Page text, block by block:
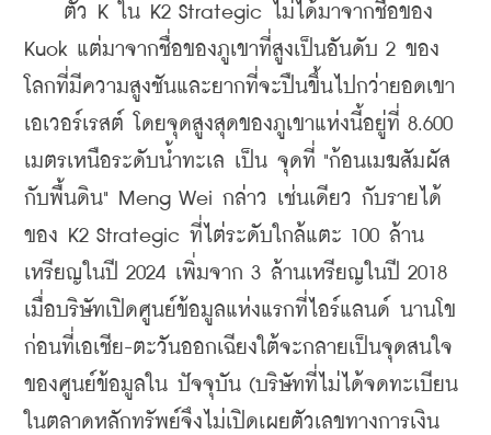
ตัว K ใน K2 Strategic ไม่ได้มาจากชื่อของ
Kuok แต่มาจากชื่อของภูเขาที่สูงเป็นอันดับ 2 ของ
โลกที่มีความสูงชันและยากที่จะปืนขึ้นไปกว่ายอดเขา
เอเวอร์เรสต์ โดยจุดสูงสุดของภูเขาแห่งนี้อยู่ที่ 8.600
เมตรเหนือระดับน้ำทะเล เป็น จุดที่ "ก้อนเมฆสัมผัส
กับพื้นดิน" Meng Wei กล่าว เช่นเดียว กับรายได้
ของ K2 Strategic ที่ไต่ระดับใกล้แตะ 100 ล้าน
เหรียญในปี 2024 เพิ่มจาก 3 ล้านเหรียญในปี 2018
เมื่อบริษัทเปิดศูนย์ข้อมูลแห่งแรกที่ไอร์แลนด์ นานโข
ก่อนที่เอเชีย-ตะวันออกเฉียงใต้จะกลายเป็นจุดสนใจ
ของศูนย์ข้อมูลใน ปัจจุบัน (บริษัทที่ไม่ได้จดทะเบียน
ในตลาดหลักทรัพย์จึงไม่เปิดเผยตัวเลขทางการเงิน